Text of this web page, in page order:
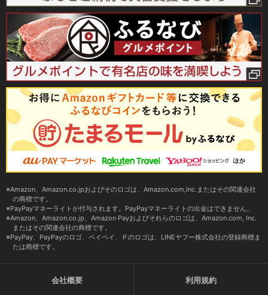
Amazon、Amazon.co.jpおよびそのロゴは、Amazon.com,Inc.またはその関連会社
の商標です。
PayPayマネーライトが付与されます。PayPayマネーライトの出金はできません。
Amazon、Amazon.co.jp、Amazon Payおよびそれらのロゴは、Amazon.com, Inc.
またはその関連会社の商標です。
PayPay、PayPayのロゴ、ペイペイ、Ｐのロゴは、LINEヤフー株式会社の登録商標ま
たは商標です。
会社概要 利用規約